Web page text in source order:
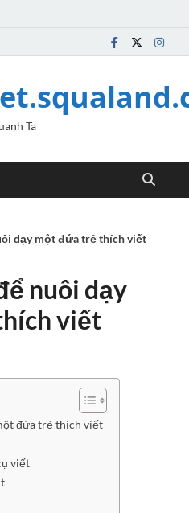
Ta
dạy một đứa trẻ thích viết
nuôi dạy
viết
đứa trẻ thích viết
viết